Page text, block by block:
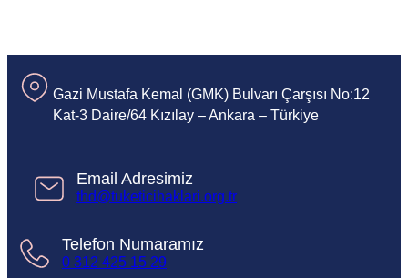
Gazi Mustafa Kemal (GMK) Bulvarı Çarşısı No:12
Kat-3 Daire/64 Kızılay – Ankara – Türkiye
Email Adresimiz
thd@tuketicihaklari.org.tr
Telefon Numaramız
0 312 425 15 29